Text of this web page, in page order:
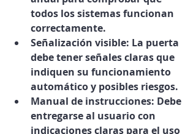
todos los sistemas funcionan
correctamente.
Señalización visible: La puerta
debe tener señales claras que
indiquen su funcionamiento
automático y posibles riesgos.
Manual de instrucciones: Debe
entregarse al usuario con
indicaciones claras para el uso